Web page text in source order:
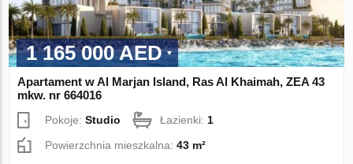
1 165 000 AED
Apartament w Al Marjan Island, Ras Al Khaimah, ZEA 43
mkw. nr 664016
Pokoje:Studio Łazienki: 1
Powierzchnia mieszkalna:43 m²